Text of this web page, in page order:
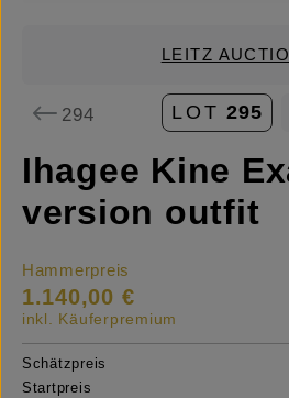
LEITZ
294 LOT 295
Ihagee Kine
version outfit
Hammerpreis
1.140,00 €
inkl. Käuferpremium
Schätzpreis
Startpreis